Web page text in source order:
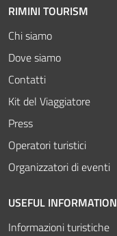
RIMINI TOURISM
Chi siamo
Dove siamo
Contatti
Kit del Viaggiatore
Press
Operatori turistici
Organizzatori di eventi
USEFUL INFORMATION
Informazioni turistiche